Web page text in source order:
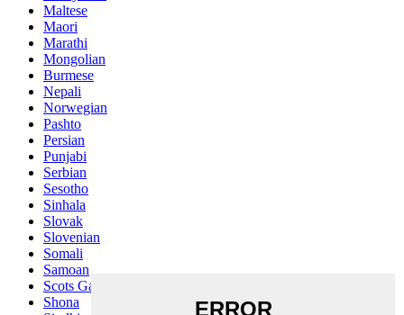
Maltese
Maori
Marathi
Mongolian
Burmese
Nepali
Norwegian
Pashto
Persian
Punjabi
Serbian
Sesotho
Sinhala
Slovak
Slovenian
Somali
Samoan
Scots Gaelic
Shona